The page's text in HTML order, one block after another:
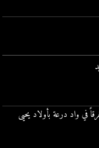
في واد درعة بأولاد يحيى